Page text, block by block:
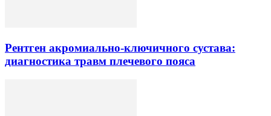
Рентген акромиально-ключичного сустава:
диагностика травм плечевого пояса